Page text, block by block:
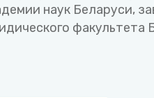
наук Беларуси,
факультета